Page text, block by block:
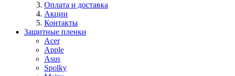
Оплата и доставка
Акции
Контакты
Защитные пленки
Acer
Apple
Asus
Spolky